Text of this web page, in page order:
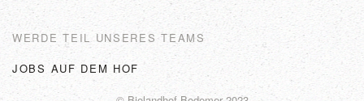
WERDE TEIL UNSERES TEAMS
JOBS AUF DEM HOF